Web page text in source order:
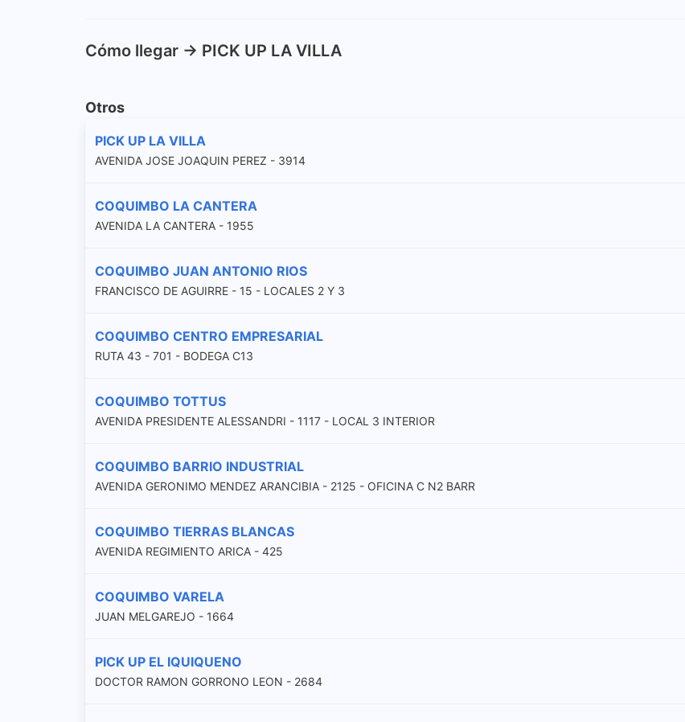
Cómo llegar -> PICK UP LA VILLA
Otros
PICK UP LA VILLA
AVENIDA JOSE JOAQUIN PEREZ - 3914
COQUIMBO LA CANTERA
AVENIDA LA CANTERA - 1955
COQUIMBO JUAN ANTONIO RIOS
FRANCISCO DE AGUIRRE - 15 - LOCALES 2 Y 3
COQUIMBO CENTRO EMPRESARIAL
RUTA 43 - 701 - BODEGA C13
COQUIMBO TOTTUS
AVENIDA PRESIDENTE ALESSANDRI - 1117 - LOCAL 3 INTERIOR
COQUIMBO BARRIO INDUSTRIAL
AVENIDA GERONIMO MENDEZ ARANCIBIA - 2125 - OFICINA C N2 BARR
COQUIMBO TIERRAS BLANCAS
AVENIDA REGIMIENTO ARICA - 425
COQUIMBO VARELA
JUAN MELGAREJO - 1664
PICK UP EL IQUIQUENO
DOCTOR RAMON GORRONO LEON - 2684